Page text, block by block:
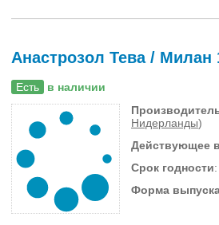
Анастрозол Тева /
Есть в наличии
Нидерланды)
Действующее
Срок годности
Форма